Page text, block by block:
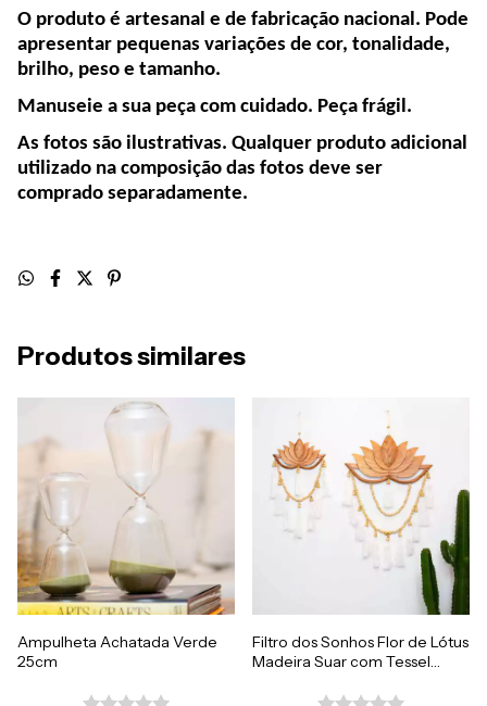
O produto é artesanal e de fabricação nacional. Pode
apresentar pequenas variações de cor, tonalidade,
brilho, peso e tamanho.
Manuseie a sua peça com cuidado. Peça frágil.
As fotos são ilustrativas. Qualquer produto adicional
utilizado na composição das fotos deve ser
comprado separadamente.
Produtos similares
Ampulheta Achatada Verde
25cm
Filtro dos Sonhos Flor de Lótus
Madeira Suar com Tessel